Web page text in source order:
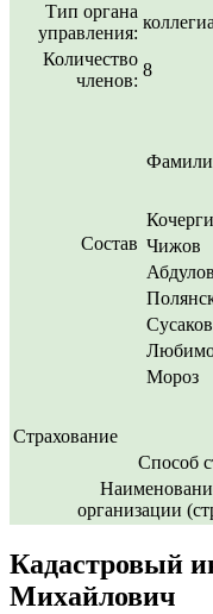
Тип органа
управления:
Количество
членов:
8
Состав Чижов
Абдулов
Мороз
Страхование
Способ
организации
Кадастровый
Михайлович